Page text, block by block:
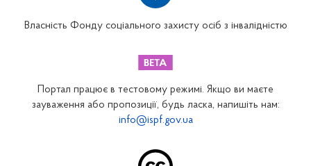
Закарпатське відділення
Запорізьке відділення
Власність Фонду соціального захисту осіб з інвалідністю
Портал працює в тестовому режимі. Якщо ви маєте
зауваження або пропозиції, будь ласка, напишіть нам:
info@ispf.gov.ua